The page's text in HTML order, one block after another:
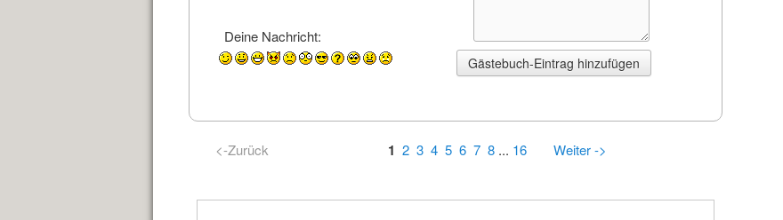
Deine Nachricht:
<-Zurück 1 2 3 4 5 6 7 8 ... 16 Weiter ->